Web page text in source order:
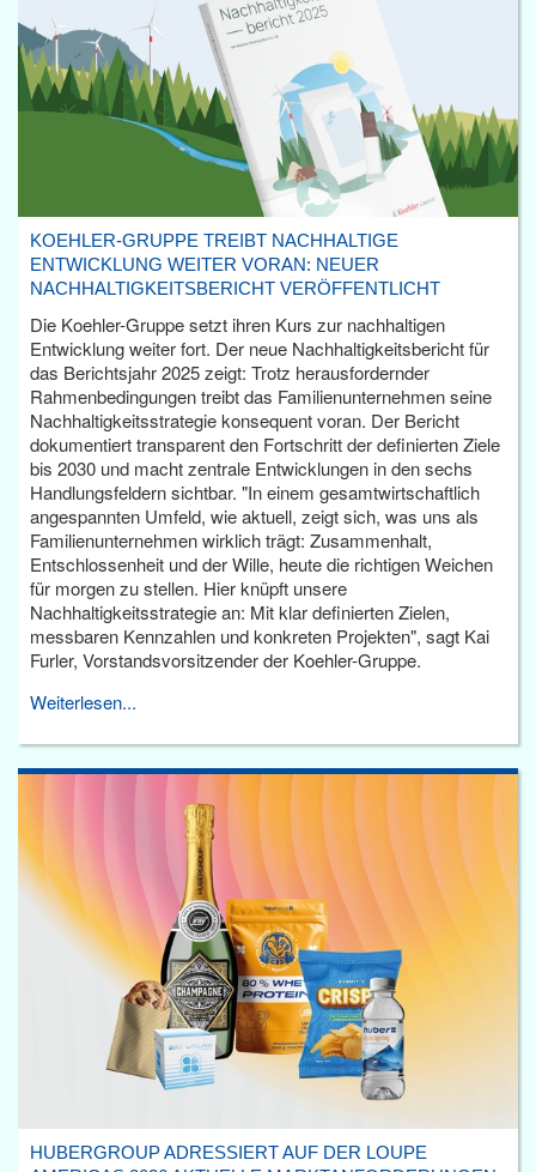
KOEHLER-GRUPPE TREIBT NACHHALTIGE
ENTWICKLUNG WEITER VORAN: NEUER
NACHHALTIGKEITSBERICHT VERÖFFENTLICHT
Die Koehler-Gruppe setzt ihren Kurs zur nachhaltigen
Entwicklung weiter fort. Der neue Nachhaltigkeitsbericht für
das Berichtsjahr 2025 zeigt: Trotz herausfordernder
Rahmenbedingungen treibt das Familienunternehmen seine
Nachhaltigkeitsstrategie konsequent voran. Der Bericht
dokumentiert transparent den Fortschritt der definierten Ziele
bis 2030 und macht zentrale Entwicklungen in den sechs
Handlungsfeldern sichtbar. "In einem gesamtwirtschaftlich
angespannten Umfeld, wie aktuell, zeigt sich, was uns als
Familienunternehmen wirklich trägt: Zusammenhalt,
Entschlossenheit und der Wille, heute die richtigen Weichen
für morgen zu stellen. Hier knüpft unsere
Nachhaltigkeitsstrategie an: Mit klar definierten Zielen,
messbaren Kennzahlen und konkreten Projekten", sagt Kai
Furler, Vorstandsvorsitzender der Koehler-Gruppe.
Weiterlesen...
HUBERGROUP ADRESSIERT AUF DER LOUPE